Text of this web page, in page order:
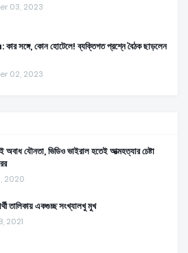
03, 2023
সঙ্গে, কোন হোটেলে! ব্যক্তিগত প্রশ্নে বৈঠক ছাড়লেন
02, 2023
অবাধ যৌনতা, ভিডিও ভাইরাল হতেই আত্মহত্যার চেষ্টা
2020
তালিকায় একগুচ্ছ সংখ্যালখু মুখ
2021